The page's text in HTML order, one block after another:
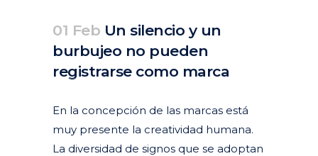
01 Feb Un silencio y un
burbujeo no pueden
registrarse como marca
En la concepción de las marcas está
muy presente la creatividad humana.
La diversidad de signos que se adoptan